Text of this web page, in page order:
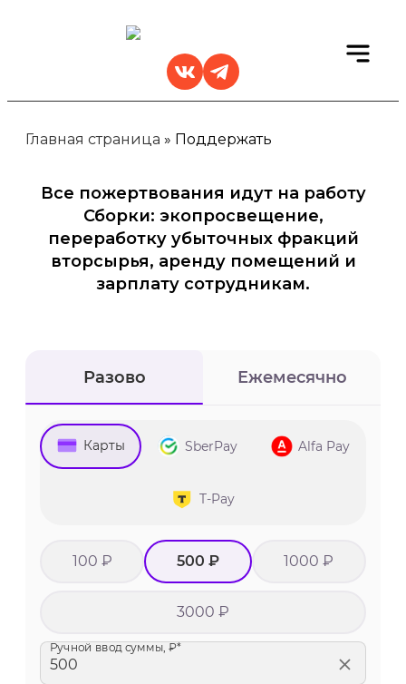
Главная страница » Поддержать
Все пожертвования идут на работу
Сборки: экопросвещение,
переработку убыточных фракций
вторсырья, аренду помещений и
зарплату сотрудникам.